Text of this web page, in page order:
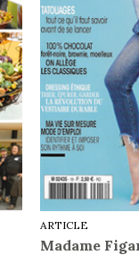
ARTICLE
Madame